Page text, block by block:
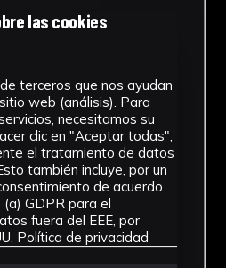
más
Ficha
las cookies
terceros que nos ayudan
web (análisis). Para
necesitamos su
clic en "Aceptar todas",
el tratamiento de datos
también incluye, por un
de acuerdo
GDPR para el
fuera del EEE, por
Política de privacidad